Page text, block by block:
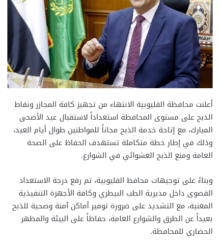
أعلنت محافظة القليوبية الانتهاء من تجهيز كافة المجازر ونقاط
الذبح على مستوى المحافظة استعداداً لاستقبال عيد الأضحى
المبارك، مع إتاحة خدمة الذبح مجاناً للمواطنين طوال أيام العيد،
وذلك في إطار خطة متكاملة تستهدف الحفاظ على الصحة
العامة ومنع الذبح العشوائي في الشوارع.
وبناءً على توجيهات محافظ القليوبية، تم رفع درجة الاستعداد
القصوى داخل مديرية الطب البيطري وكافة الأجهزة التنفيذية
المعنية، مع التشديد على ضرورة توفير أماكن آمنة وصحية للذبح
بعيداً عن الطرق والشوارع العامة، حفاظاً على البيئة والمظهر
الحضاري للمحافظة.